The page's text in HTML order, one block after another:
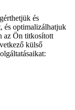
és
és optimalizálhatjuk
az Ön titkosított
külső